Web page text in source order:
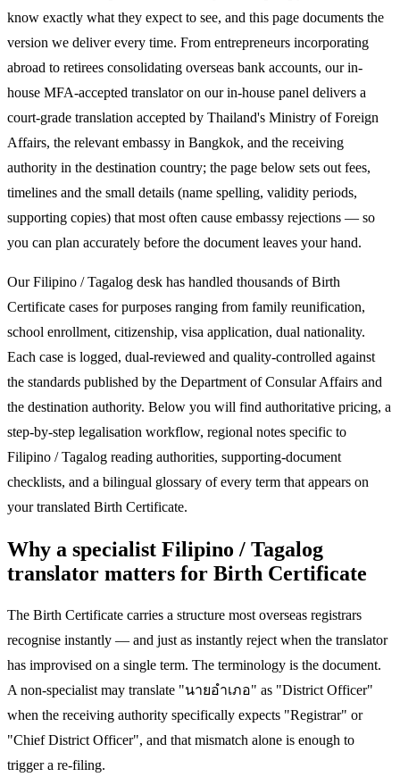
know exactly what they expect to see, and this page documents the
version we deliver every time. From entrepreneurs incorporating
abroad to retirees consolidating overseas bank accounts, our in-
house MFA-accepted translator on our in-house panel delivers a
court-grade translation accepted by Thailand's Ministry of Foreign
Affairs, the relevant embassy in Bangkok, and the receiving
authority in the destination country; the page below sets out fees,
timelines and the small details (name spelling, validity periods,
supporting copies) that most often cause embassy rejections — so
you can plan accurately before the document leaves your hand.
Our Filipino / Tagalog desk has handled thousands of Birth
Certificate cases for purposes ranging from family reunification,
school enrollment, citizenship, visa application, dual nationality.
Each case is logged, dual-reviewed and quality-controlled against
the standards published by the Department of Consular Affairs and
the destination authority. Below you will find authoritative pricing, a
step-by-step legalisation workflow, regional notes specific to
Filipino / Tagalog reading authorities, supporting-document
checklists, and a bilingual glossary of every term that appears on
your translated Birth Certificate.
Why a specialist Filipino / Tagalog
translator matters for Birth Certificate
The Birth Certificate carries a structure most overseas registrars
recognise instantly — and just as instantly reject when the translator
has improvised on a single term. The terminology is the document.
A non-specialist may translate "นายอำเภอ" as "District Officer"
when the receiving authority specifically expects "Registrar" or
"Chief District Officer", and that mismatch alone is enough to
trigger a re-filing.